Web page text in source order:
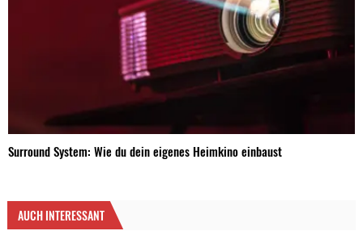
Surround System: Wie du dein eigenes Heimkino einbaust
AUCH INTERESSANT